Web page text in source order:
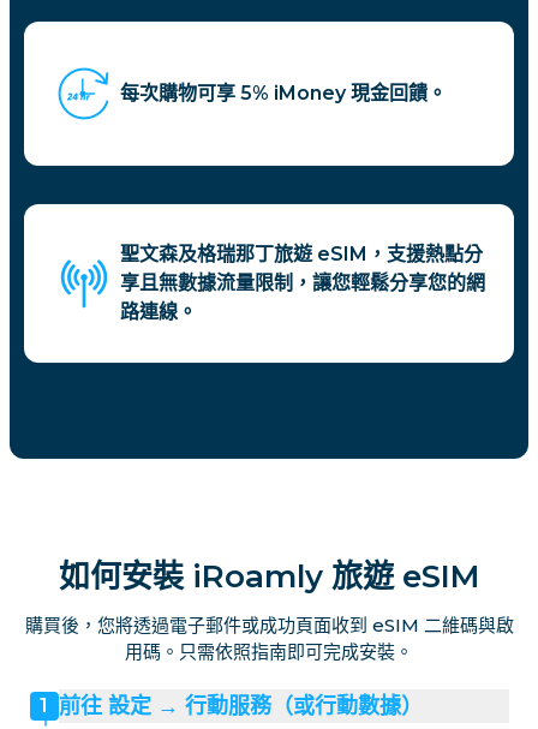
每次購物可享 5% iMoney 現金回饋。
聖文森及格瑞那丁旅遊 eSIM，支援熱點分
享且無數據流量限制，讓您輕鬆分享您的網
路連線。
如何安裝 iRoamly 旅遊 eSIM
購買後，您將透過電子郵件或成功頁面收到 eSIM 二維碼與啟
用碼。只需依照指南即可完成安裝。
1 前往 設定 → 行動服務（或行動數據）